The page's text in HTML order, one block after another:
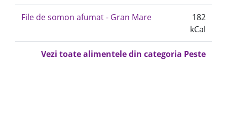
File de somon afumat - Gran Mare
182
kCal
Vezi toate alimentele din categoria Peste